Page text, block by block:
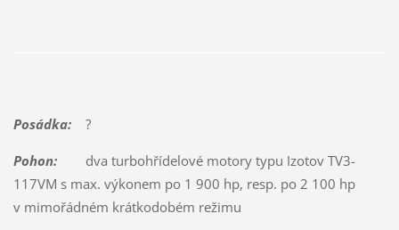
Posádka:?
Pohon:dva turbohřídelové motory typu Izotov TV3-
117VM s max. výkonem po 1 900 hp, resp. po 2 100 hp
v mimořádném krátkodobém režimu